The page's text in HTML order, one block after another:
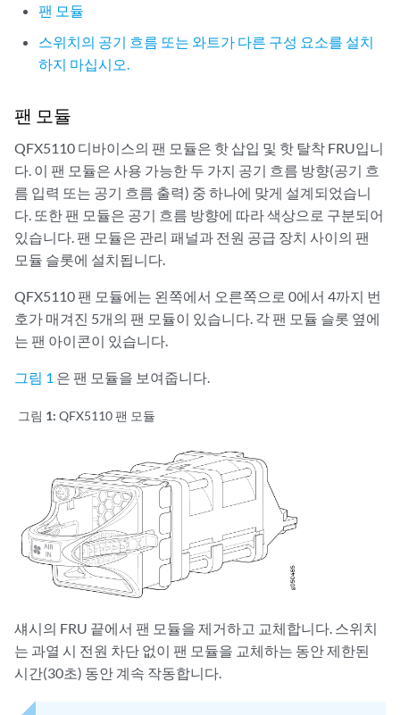
팬 모듈
스위치의 공기 흐름 또는 와트가 다른 구성 요소를 설치
하지 마십시오.
팬 모듈
QFX5110 디바이스의 팬 모듈은 핫 삽입 및 핫 탈착 FRU입니
다. 이 팬 모듈은 사용 가능한 두 가지 공기 흐름 방향(공기 흐
름 입력 또는 공기 흐름 출력) 중 하나에 맞게 설계되었습니
다. 또한 팬 모듈은 공기 흐름 방향에 따라 색상으로 구분되어
있습니다. 팬 모듈은 관리 패널과 전원 공급 장치 사이의 팬
모듈 슬롯에 설치됩니다.
QFX5110 팬 모듈에는 왼쪽에서 오른쪽으로 0에서 4까지 번
호가 매겨진 5개의 팬 모듈이 있습니다. 각 팬 모듈 슬롯 옆에
는 팬 아이콘이 있습니다.
그림 1 은 팬 모듈을 보여줍니다.
그림 1: QFX5110 팬 모듈
섀시의 FRU 끝에서 팬 모듈을 제거하고 교체합니다. 스위치
는 과열 시 전원 차단 없이 팬 모듈을 교체하는 동안 제한된
시간(30초) 동안 계속 작동합니다.